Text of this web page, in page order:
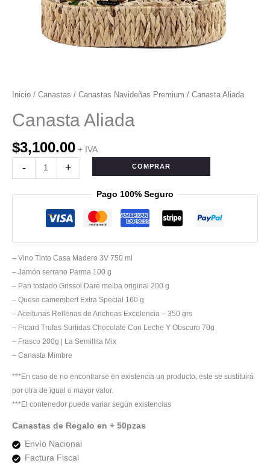
Inicio / Canastas / Canastas Navideñas Premium / Canasta Aliada
Canasta Aliada
$3,100.00 + IVA
- + COMPRAR
Pago 100% Seguro
– Vino Tinto Casa Madero 3V 750 ml
– Jamón serrano Parma 100 g
– Pan tostado Grissol Dare melba original 200 g
– Queso camembert Extra Special 160 g
– Aceitunas Rellenas de Anchoas Excelencia – 350 grs
– Picard Trufas Surtidas Chocolate Con Leche Y Obscuro 70g
– Frasco 200g | La Semillita Mix
– Canasta Mimbre
***En caso de no encontrarse en existencia un producto, este se sustituirá
por otra de igual o mayor valor.
***El contenedor puede variar según existencias
Canastas de Regalo en + 50pzas
Envío Nacional
Factura Fiscal